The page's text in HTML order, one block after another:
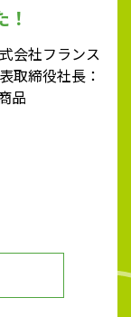
会社フランス
取締役社長：
品